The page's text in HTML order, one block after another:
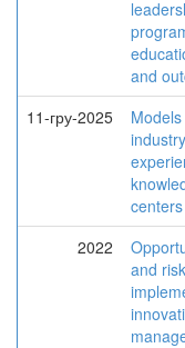
and
11-гру-2025
centers
2022
and